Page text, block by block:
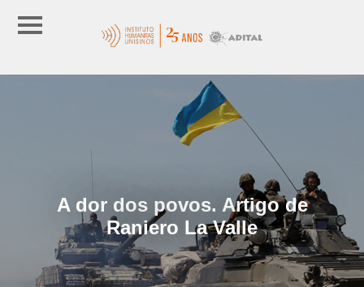
A dor dos povos. Artigo de
Raniero La Valle